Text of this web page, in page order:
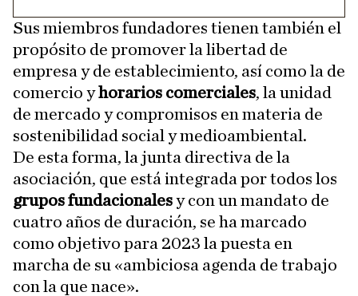
Sus miembros fundadores tienen también el
propósito de promover la libertad de
empresa y de establecimiento, así como la de
comercio yhorarios comerciales, la unidad
de mercado y compromisos en materia de
sostenibilidad social y medioambiental.
De esta forma, la junta directiva de la
asociación, que está integrada por todos los
gruposfundacionalesy con un mandato de
cuatro años de duración, se ha marcado
como objetivo para 2023 la puesta en
marcha de su «ambiciosa agenda de trabajo
con la que nace».